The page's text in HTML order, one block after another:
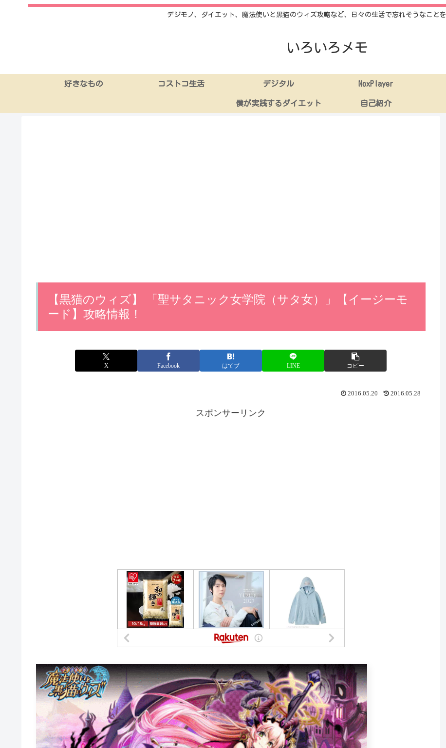
デジモノ、ダイエット、魔法使いと黒猫のウィズ攻略など、日々の生活で忘れそうなことを
いろいろメモ
好きなもの コストコ生活 デジタル NoxPlayer
僕が実践するダイエット 自己紹介
【黒猫のウィズ】 「聖サタニック女学院（サタ女）」【イージーモ
ード】攻略情報！
X Facebook はてブ LINE コピー
2016.05.20 2016.05.28
スポンサーリンク